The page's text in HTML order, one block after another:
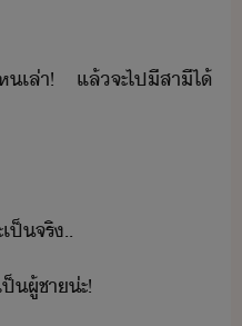
เล่า​!​ ​แล้​จะ​ไป​ีสา​ี​ไ้​
ป็จริ​..
​ผู้ชา​่ะ​!